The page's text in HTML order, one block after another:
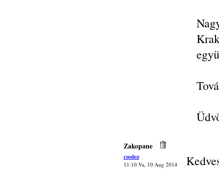
Zakopane
csodoz
11:10 Va, 10 Aug 2014